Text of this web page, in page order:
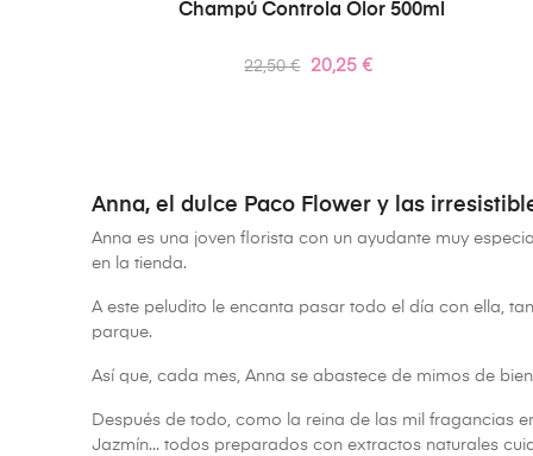
Champú Controla Olor 500ml
Precio
22,50 € Precio
20,25 €
Anna, el dulce Paco Flower y las
Anna es una joven florista con un ayudante muy
en la tienda.
A este peludito le encanta pasar todo el día con ella,
parque.
Así que, cada mes, Anna se abastece de mimos de
Después de todo, como la reina de las mil fragancias
Jazmín... todos preparados con extractos naturales